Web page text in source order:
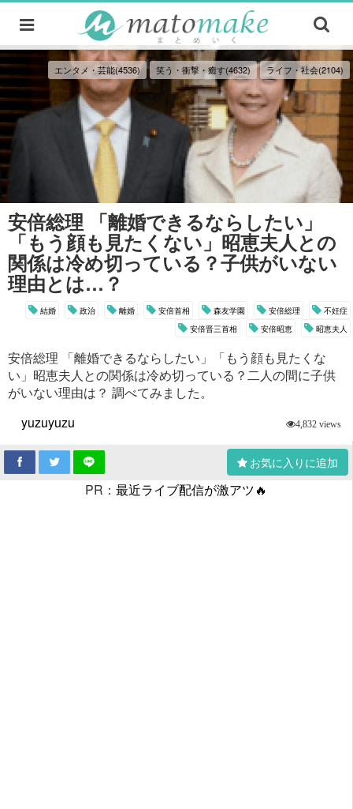
エンタメ・芸能(4536) 笑う・衝撃・癒す(4632) ライフ・社会(2104)
安倍総理 「離婚できるならしたい」
「もう顔も見たくない」昭恵夫人との
関係は冷め切っている？子供がいない
理由とは…？
結婚 政治 離婚 安倍首相 森友学園 安倍総理
不妊症
安倍晋三首相
安倍昭恵 昭恵夫人
安倍総理 「離婚できるならしたい」「もう顔も見たくな
い」昭恵夫人との関係は冷め切っている？二人の間に子供
がいない理由は？ 調べてみました。
yuzuyuzu
4,832 views
お気に入りに追加
PR： 最近ライブ配信が激アツ🔥